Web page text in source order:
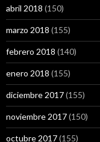
abril 2018 (150)
marzo 2018 (155)
febrero 2018 (140)
enero 2018 (155)
diciembre 2017(155)
noviembre 2017(150)
octubre 2017(155)